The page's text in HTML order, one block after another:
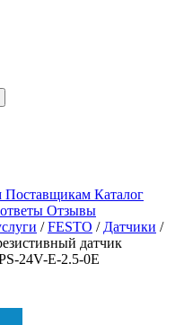
Поставщикам Каталог
Отзывы
/FESTO / Датчики /
датчик
24V-E-2.5-0E